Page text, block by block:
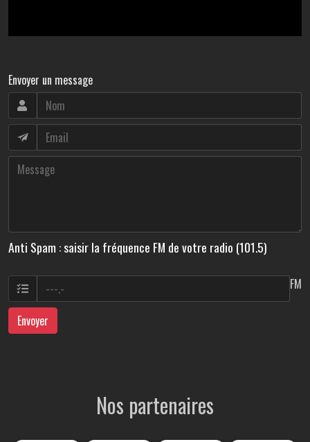
Envoyer un message
Anti Spam : saisir la fréquence FM de votre radio (101.5)
FM
Envoyer
Nos partenaires